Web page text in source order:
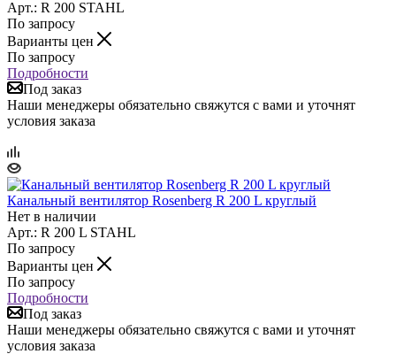
Арт.: R 200 STAHL
По запросу
Варианты цен
По запросу
Подробности
Под заказ
Наши менеджеры обязательно свяжутся с вами и уточнят
условия заказа
Канальный вентилятор Rosenberg R 200 L круглый
Нет в наличии
Арт.: R 200 L STAHL
По запросу
Варианты цен
По запросу
Подробности
Под заказ
Наши менеджеры обязательно свяжутся с вами и уточнят
условия заказа